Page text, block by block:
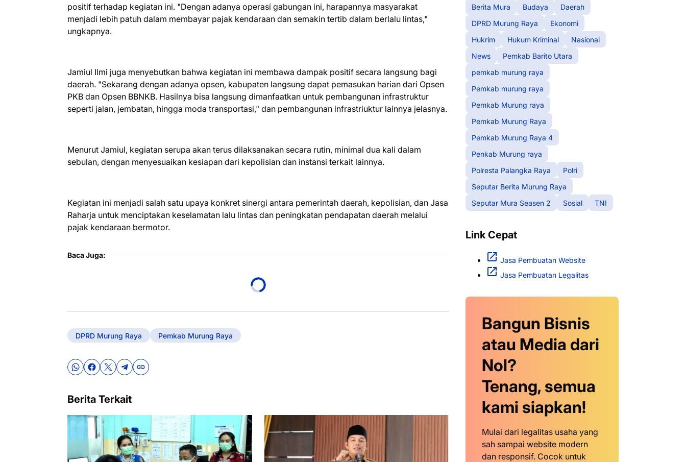
positif terhadap kegiatan ini. "Dengan adanya operasi gabungan ini, harapannya masyarakat
menjadi lebih patuh dalam membayar pajak kendaraan dan semakin tertib dalam berlalu lintas,"
ungkapnya.
Jamiul Ilmi juga menyebutkan bahwa kegiatan ini membawa dampak positif secara langsung bagi
daerah. "Sekarang dengan adanya opsen, kabupaten langsung dapat pemasukan harian dari Opsen
PKB dan Opsen BBNKB. Hasilnya bisa langsung dimanfaatkan untuk pembangunan infrastruktur
seperti jalan, jembatan, hingga moda transportasi," dan pembangunan infrastriuktur lainnya jelasnya.
Menurut Jamiul, kegiatan serupa akan terus dilaksanakan secara rutin, minimal dua kali dalam
sebulan, dengan menyesuaikan kesiapan dari kepolisian dan instansi terkait lainnya.
Kegiatan ini menjadi salah satu upaya konkret sinergi antara pemerintah daerah, kepolisian, dan Jasa
Raharja untuk menciptakan keselamatan lalu lintas dan peningkatan pendapatan daerah melalui
pajak kendaraan bermotor.
Baca Juga:
DPRD Murung Raya Pemkab Murung Raya
Berita Terkait
Berita Mura Budaya
Daerah
DPRD Murung Raya
Ekonomi
Hukrim
Hukum Kriminal
Nasional
News
Pemkab Barito Utara
pemkab murung raya
Pemkab murung raya
Pemkab Murung raya
Pemkab Murung Raya
Pemkab Murung Raya 4
Penkab Murung raya
Polresta Palangka Raya
Polri
Seputar Berita Murung Raya
Seputar Mura Seasen 2
Sosial TNI
Link Cepat
Jasa Pembuatan Website
Jasa Pembuatan Legalitas
Bangun Bisnis
atau Media dari
Nol?
Tenang, semua
kami siapkan!
Mulai dari legalitas usaha yang
sah sampai website modern
dan responsif. Cocok untuk